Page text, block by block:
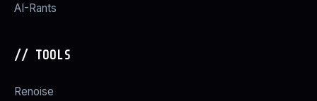
AI-Rants
// TOOLS
Renoise